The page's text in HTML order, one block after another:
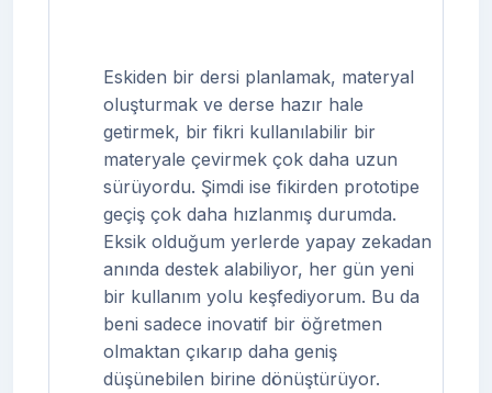
Eskiden bir dersi planlamak, materyal
oluşturmak ve derse hazır hale
getirmek, bir fikri kullanılabilir bir
materyale çevirmek çok daha uzun
sürüyordu. Şimdi ise fikirden prototipe
geçiş çok daha hızlanmış durumda.
Eksik olduğum yerlerde yapay zekadan
anında destek alabiliyor, her gün yeni
bir kullanım yolu keşfediyorum. Bu da
beni sadece inovatif bir öğretmen
olmaktan çıkarıp daha geniş
düşünebilen birine dönüştürüyor.